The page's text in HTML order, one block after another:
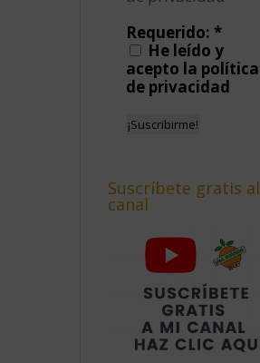
Requerido:*
He leído y
acepto la política
de privacidad
Suscríbete gratis al
canal